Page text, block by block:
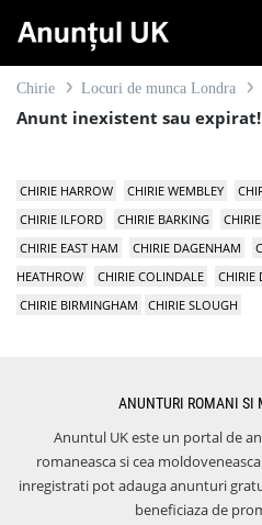
Chirie Locuri de munca Londra
Anunt inexistent sau expirat!
CHIRIE HARROW CHIRIE WEMBLEY
CHIRIE ILFORD
CHIRIE BARKING
CHIRIE EAST HAM
CHIRIE DAGENHAM
HEATHROW
CHIRIE COLINDALE CHIRIE
CHIRIE BIRMINGHAM
CHIRIE SLOUGH
ANUNTURI ROMANI SI
Anuntul UK este un portal de
romaneasca si cea
inregistrati pot adauga anunturi
beneficiaza de